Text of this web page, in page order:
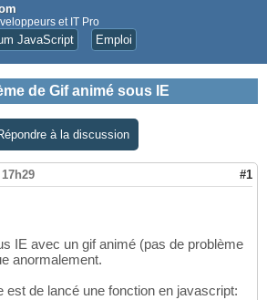
et IT Pro
JavaScript Emploi
de Gif animé sous IE
à la discussion
#1
IE avec un gif animé (pas de problème
anormalement.
est de lancé une fonction en javascript: